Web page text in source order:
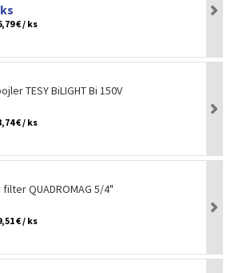
€ / ks
TESY BiLIGHT Bi 150V
€ / ks
QUADROMAG 5/4"
€ / ks